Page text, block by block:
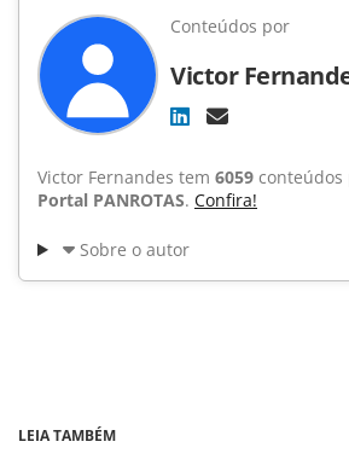
Conteúdos por
Victor
Victor Fernandes tem 6059
Portal PANROTAS. Confira!
Sobre o autor
LEIA TAMBÉM